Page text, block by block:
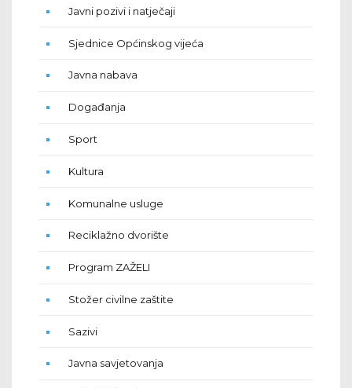
Javni pozivi i natječaji
Sjednice Općinskog vijeća
Javna nabava
Događanja
Sport
Kultura
Komunalne usluge
Reciklažno dvorište
Program ZAŽELI
Stožer civilne zaštite
Sazivi
Javna savjetovanja